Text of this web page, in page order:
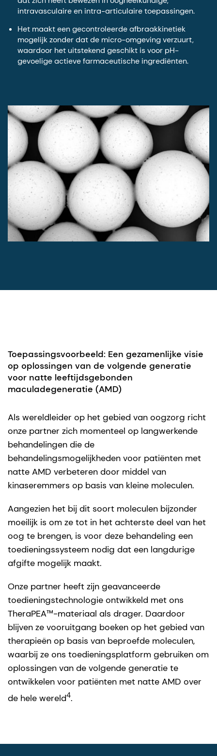
intravasculaire en intra-articulaire toepassingen.
Het maakt een gecontroleerde afbraakkinetiek
mogelijk zonder dat de micro-omgeving verzuurt,
waardoor het uitstekend geschikt is voor pH-
gevoelige actieve farmaceutische ingrediënten.
Toepassingsvoorbeeld: Een gezamenlijke visie
op oplossingen van de volgende generatie
voor natte leeftijdsgebonden
maculadegeneratie (AMD)
Als wereldleider op het gebied van oogzorg richt
onze partner zich momenteel op langwerkende
behandelingen die de
behandelingsmogelijkheden voor patiënten met
natte AMD verbeteren door middel van
kinaseremmers op basis van kleine moleculen.
Aangezien het bij dit soort moleculen bijzonder
moeilijk is om ze tot in het achterste deel van het
oog te brengen, is voor deze behandeling een
toedieningssysteem nodig dat een langdurige
afgifte mogelijk maakt.
Onze partner heeft zijn geavanceerde
toedieningstechnologie ontwikkeld met ons
TheraPEA™-materiaal als drager. Daardoor
blijven ze vooruitgang boeken op het gebied van
therapieën op basis van beproefde moleculen,
waarbij ze ons toedieningsplatform gebruiken om
oplossingen van de volgende generatie te
ontwikkelen voor patiënten met natte AMD over
de hele wereld4.